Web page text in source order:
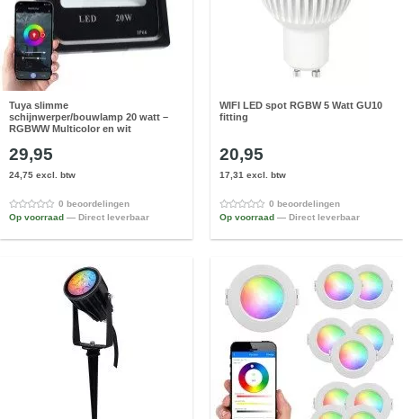
Tuya slimme
schijnwerper/bouwlamp 20 watt –
RGBWW Multicolor en wit
29,95
24,75 excl. btw
0 beoordelingen
Op voorraad — Direct leverbaar
WIFI LED spot RGBW 5 Watt GU10
fitting
20,95
17,31 excl. btw
0 beoordelingen
Op voorraad — Direct leverbaar